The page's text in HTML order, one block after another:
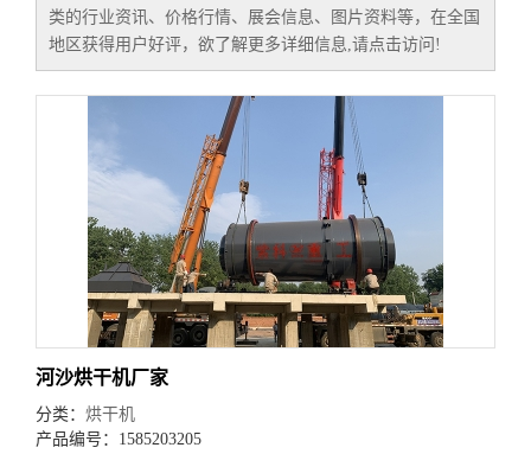
类的行业资讯、价格行情、展会信息、图片资料等，在全国
地区获得用户好评，欲了解更多详细信息,请点击访问!
河沙烘干机厂家
分类： 烘干机
产品编号：1585203205